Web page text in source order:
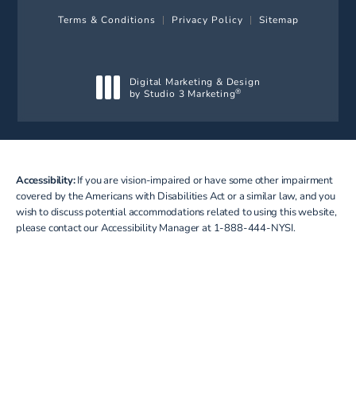
Terms & Conditions Privacy Policy Sitemap
Digital Marketing & Design
by Studio 3 Marketing®
Accessibility:If you are vision-impaired or have some other impairment
covered by the Americans with Disabilities Act or a similar law, and you
wish to discuss potential accommodations related to using this website,
please contact our Accessibility Manager at 1-888-444-NYSI.